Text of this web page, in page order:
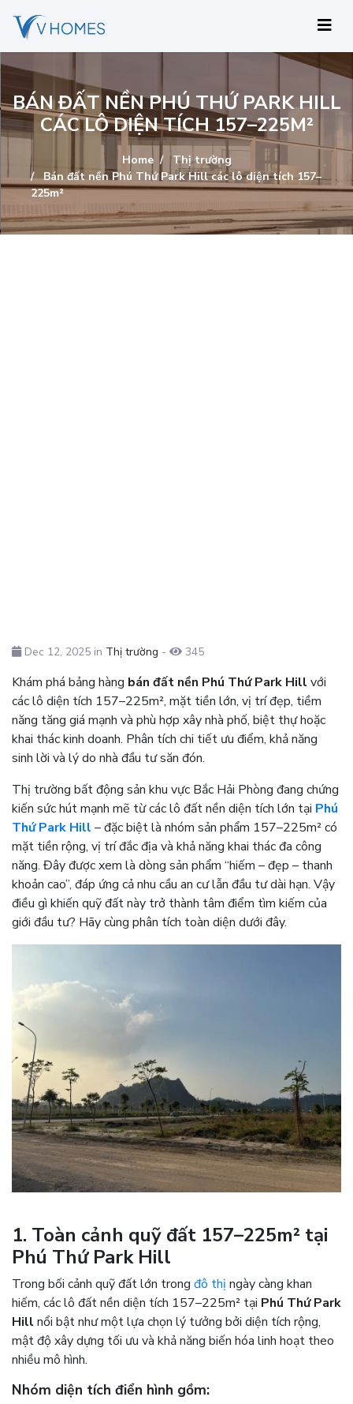
BÁN ĐẤT NỀN PHÚ THỨ PARK HILL
CÁC LÔ DIỆN TÍCH 157–225M²
Home
Thị trường
Bán đất nền Phú Thứ Park Hill các lô diện tích 157–
225m²
Dec 12, 2025 in Thị trường - 345
Khám phá bảng hàng bán đất nền Phú Thứ Park Hill với
các lô diện tích 157–225m², mặt tiền lớn, vị trí đẹp, tiềm
năng tăng giá mạnh và phù hợp xây nhà phố, biệt thự hoặc
khai thác kinh doanh. Phân tích chi tiết ưu điểm, khả năng
sinh lời và lý do nhà đầu tư săn đón.
Thị trường bất động sản khu vực Bắc Hải Phòng đang chứng
kiến sức hút mạnh mẽ từ các lô đất nền diện tích lớn tại Phú
Thứ Park Hill – đặc biệt là nhóm sản phẩm 157–225m² có
mặt tiền rộng, vị trí đắc địa và khả năng khai thác đa công
năng. Đây được xem là dòng sản phẩm “hiếm – đẹp – thanh
khoản cao”, đáp ứng cả nhu cầu an cư lẫn đầu tư dài hạn. Vậy
điều gì khiến quỹ đất này trở thành tâm điểm tìm kiếm của
giới đầu tư? Hãy cùng phân tích toàn diện dưới đây.
1. Toàn cảnh quỹ đất 157–225m² tại
Phú Thứ Park Hill
Trong bối cảnh quỹ đất lớn trong đô thị ngày càng khan
hiếm, các lô đất nền diện tích 157–225m² tại Phú Thứ Park
Hill nổi bật như một lựa chọn lý tưởng bởi diện tích rộng,
mật độ xây dựng tối ưu và khả năng biến hóa linh hoạt theo
nhiều mô hình.
Nhóm diện tích điển hình gồm: